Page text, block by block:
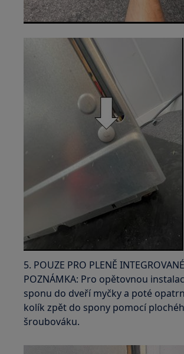
5. POUZE PRO PLENĚ
POZNÁMKA: Pro opětovnou
sponu do dveří myčky a poté
kolík zpět do spony pomocí
šroubováku.